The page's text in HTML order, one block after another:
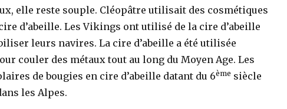
elle reste souple. Cléopâtre utilisait des cosmétiques
d’abeille. Les Vikings ont utilisé de la cire d’abeille
leurs navires. La cire d’abeille a été utilisée
couler des métaux tout au long du Moyen Age. Les
de bougies en cire d’abeille datant du 6ème siècle
les Alpes.